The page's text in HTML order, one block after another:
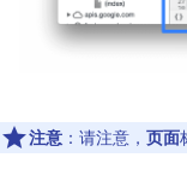
注意 ：请注意， 页面